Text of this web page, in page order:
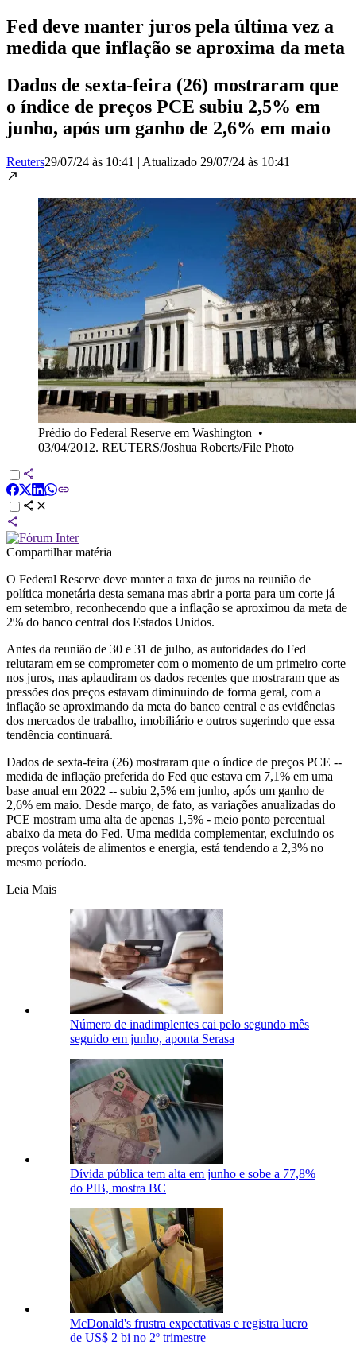
Fed deve manter juros pela última vez a
medida que inflação se aproxima da meta
Dados de sexta-feira (26) mostraram que
o índice de preços PCE subiu 2,5% em
junho, após um ganho de 2,6% em maio
Reuters29/07/24 às 10:41 | Atualizado 29/07/24 às 10:41
Prédio do Federal Reserve em Washington •
03/04/2012. REUTERS/Joshua Roberts/File Photo
Compartilhar matéria
O Federal Reserve deve manter a taxa de juros na reunião de
política monetária desta semana mas abrir a porta para um corte já
em setembro, reconhecendo que a inflação se aproximou da meta de
2% do banco central dos Estados Unidos.
Antes da reunião de 30 e 31 de julho, as autoridades do Fed
relutaram em se comprometer com o momento de um primeiro corte
nos juros, mas aplaudiram os dados recentes que mostraram que as
pressões dos preços estavam diminuindo de forma geral, com a
inflação se aproximando da meta do banco central e as evidências
dos mercados de trabalho, imobiliário e outros sugerindo que essa
tendência continuará.
Dados de sexta-feira (26) mostraram que o índice de preços PCE --
medida de inflação preferida do Fed que estava em 7,1% em uma
base anual em 2022 -- subiu 2,5% em junho, após um ganho de
2,6% em maio. Desde março, de fato, as variações anualizadas do
PCE mostram uma alta de apenas 1,5% - meio ponto percentual
abaixo da meta do Fed. Uma medida complementar, excluindo os
preços voláteis de alimentos e energia, está tendendo a 2,3% no
mesmo período.
Leia Mais
Número de inadimplentes cai pelo segundo mês
seguido em junho, aponta Serasa
Dívida pública tem alta em junho e sobe a 77,8%
do PIB, mostra BC
McDonald's frustra expectativas e registra lucro
de US$ 2 bi no 2º trimestre